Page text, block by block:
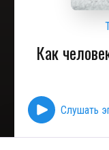
Как
Слушать